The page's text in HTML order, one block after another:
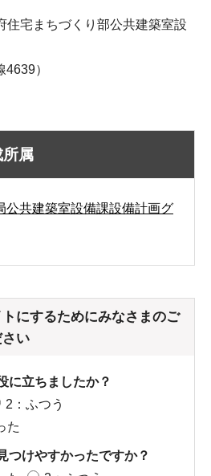
住宅まちづくり部公共建築室設
）
所属
公共建築室設備課設備計画グ
にするためにみなさまのご
い
に立ちましたか？
2：ふつう
た
つけやすかったですか？